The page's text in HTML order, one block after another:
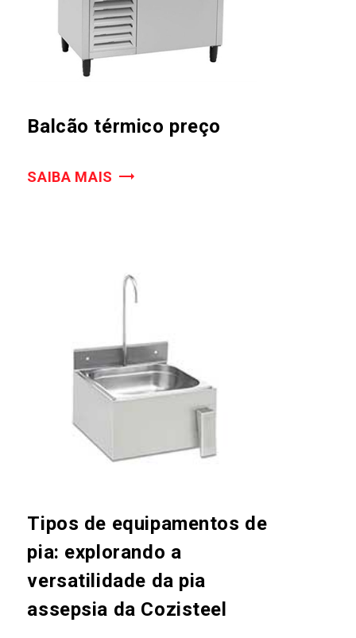
Balcão térmico preço
SAIBA MAIS
Tipos de equipamentos de
pia: explorando a
versatilidade da pia
assepsia da Cozisteel